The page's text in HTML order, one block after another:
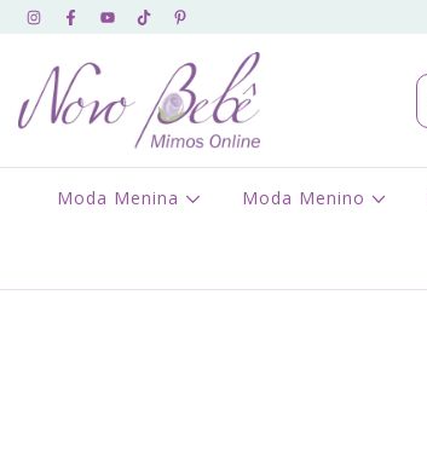
Moda Menina Moda Menino